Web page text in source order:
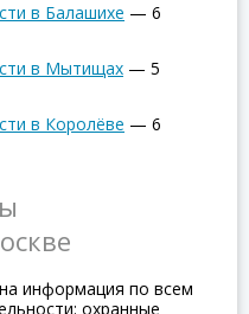
в Балашихе — 6
в Мытищах — 5
в Королёве — 6
информация по всем
охранные